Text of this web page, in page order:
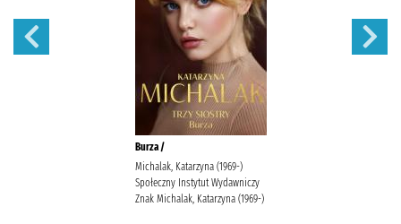
Burza /
Michalak, Katarzyna (1969-)
Społeczny Instytut Wydawniczy
Znak Michalak, Katarzyna (1969-)